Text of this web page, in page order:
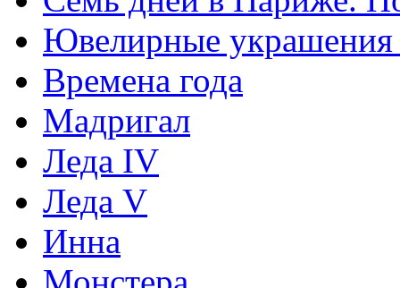
Ювелирные украшения
Времена года
Мадригал
Леда IV
Леда V
Инна